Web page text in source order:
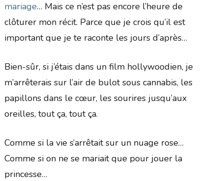
mariage… Mais ce n’est pas encore l’heure de
clôturer mon récit. Parce que je crois qu’il est
important que je te raconte les jours d’après…
Bien-sûr, si j’étais dans un film hollywoodien, je
m’arrêterais sur l’air de bulot sous cannabis, les
papillons dans le cœur, les sourires jusqu’aux
oreilles, tout ça, tout ça.
Comme si la vie s’arrêtait sur un nuage rose…
Comme si on ne se mariait que pour jouer la
princesse…